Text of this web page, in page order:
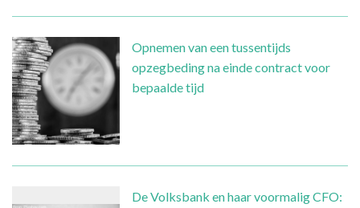
Opnemen van een tussentijds
opzegbeding na einde contract voor
bepaalde tijd
De Volksbank en haar voormalig CFO: